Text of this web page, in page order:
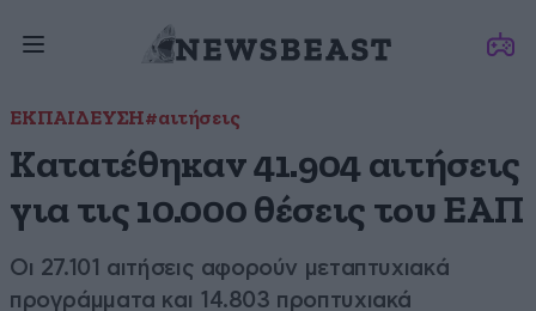
ΕΚΠΑΙΔΕΥΣΗ#αιτήσεις
Κατατέθηκαν 41.904 αιτήσεις
για τις 10.000 θέσεις του ΕΑΠ
Οι 27.101 αιτήσεις αφορούν μεταπτυχιακά
προγράμματα και 14.803 προπτυχιακά